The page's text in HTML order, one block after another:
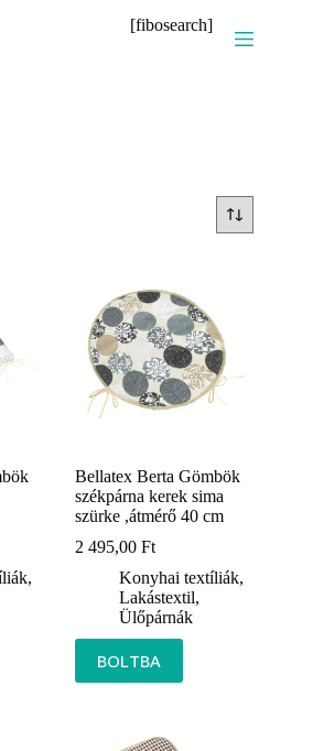
[fibosearch]
,
Bellatex Berta Gömbök
székpárna kerek sima
szürke ,átmérő 40 cm
2 495,00Ft
Konyhai textíliák,
Lakástextil,
Ülőpárnák
BOLTBA